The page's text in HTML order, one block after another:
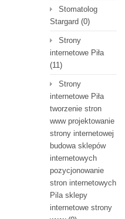
Stomatolog
Stargard (0)
Strony
internetowe Piła
(11)
Strony
internetowe Piła
tworzenie stron
www projektowanie
strony internetowej
budowa sklepów
internetowych
pozycjonowanie
stron internetowych
Pila sklepy
internetowe strony